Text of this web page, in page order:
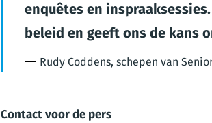
enquêtes en
beleid en geeft ons de kans
Rudy Coddens, schepen van
Contact voor de pers